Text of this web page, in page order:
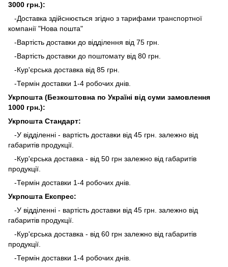
3000 грн.):
-Доставка здійснюється згідно з тарифами транспортної
компанії "Нова пошта"
-Вартість доставки до відділення від 75 грн.
-Вартість доставки до поштомату від 80 грн.
-Кур'єрська доставка від 85 грн.
-Термін доставки 1-4 робочих днів.
Укрпошта (Безкоштовна по Україні від суми замовлення
1000 грн.):
Укрпошта Стандарт:
-У відділенні - вартість доставки від 45 грн. залежно від
габаритів продукції.
-Кур'єрська доставка - від 50 грн залежно від габаритів
продукції.
-Термін доставки 1-4 робочих днів.
Укрпошта Експрес:
-У відділенні - вартість доставки від 45 грн. залежно від
габаритів продукції.
-Кур'єрська доставка - від 60 грн залежно від габаритів
продукції.
-Термін доставки 1-4 робочих днів.